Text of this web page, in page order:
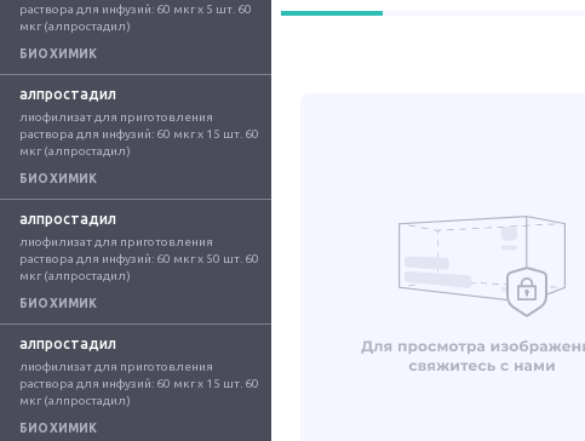
раствора для инфузий: 60 мкг x 5 шт. 60
мкг (алпростадил)
БИОХИМИК
алпростадил
лиофилизат для приготовления
раствора для инфузий: 60 мкг x 15 шт. 60
мкг (алпростадил)
БИОХИМИК
алпростадил
лиофилизат для приготовления
раствора для инфузий: 60 мкг x 50 шт. 60
мкг (алпростадил)
БИОХИМИК
алпростадил
лиофилизат для приготовления
раствора для инфузий: 60 мкг x 15 шт. 60
мкг (алпростадил)
БИОХИМИК